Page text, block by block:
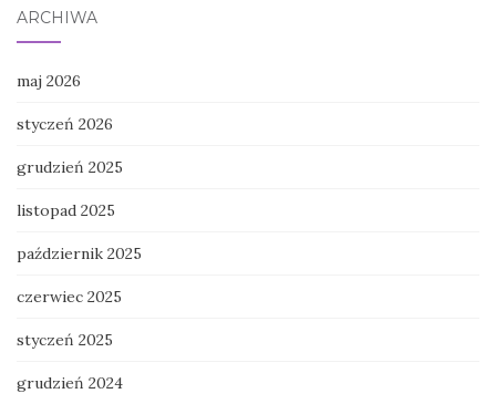
ARCHIWA
maj 2026
styczeń 2026
grudzień 2025
listopad 2025
październik 2025
czerwiec 2025
styczeń 2025
grudzień 2024